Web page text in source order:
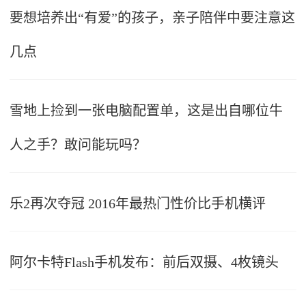
要想培养出“有爱”的孩子，亲子陪伴中要注意这
几点
雪地上捡到一张电脑配置单，这是出自哪位牛
人之手？敢问能玩吗？
乐2再次夺冠 2016年最热门性价比手机横评
阿尔卡特Flash手机发布：前后双摄、4枚镜头